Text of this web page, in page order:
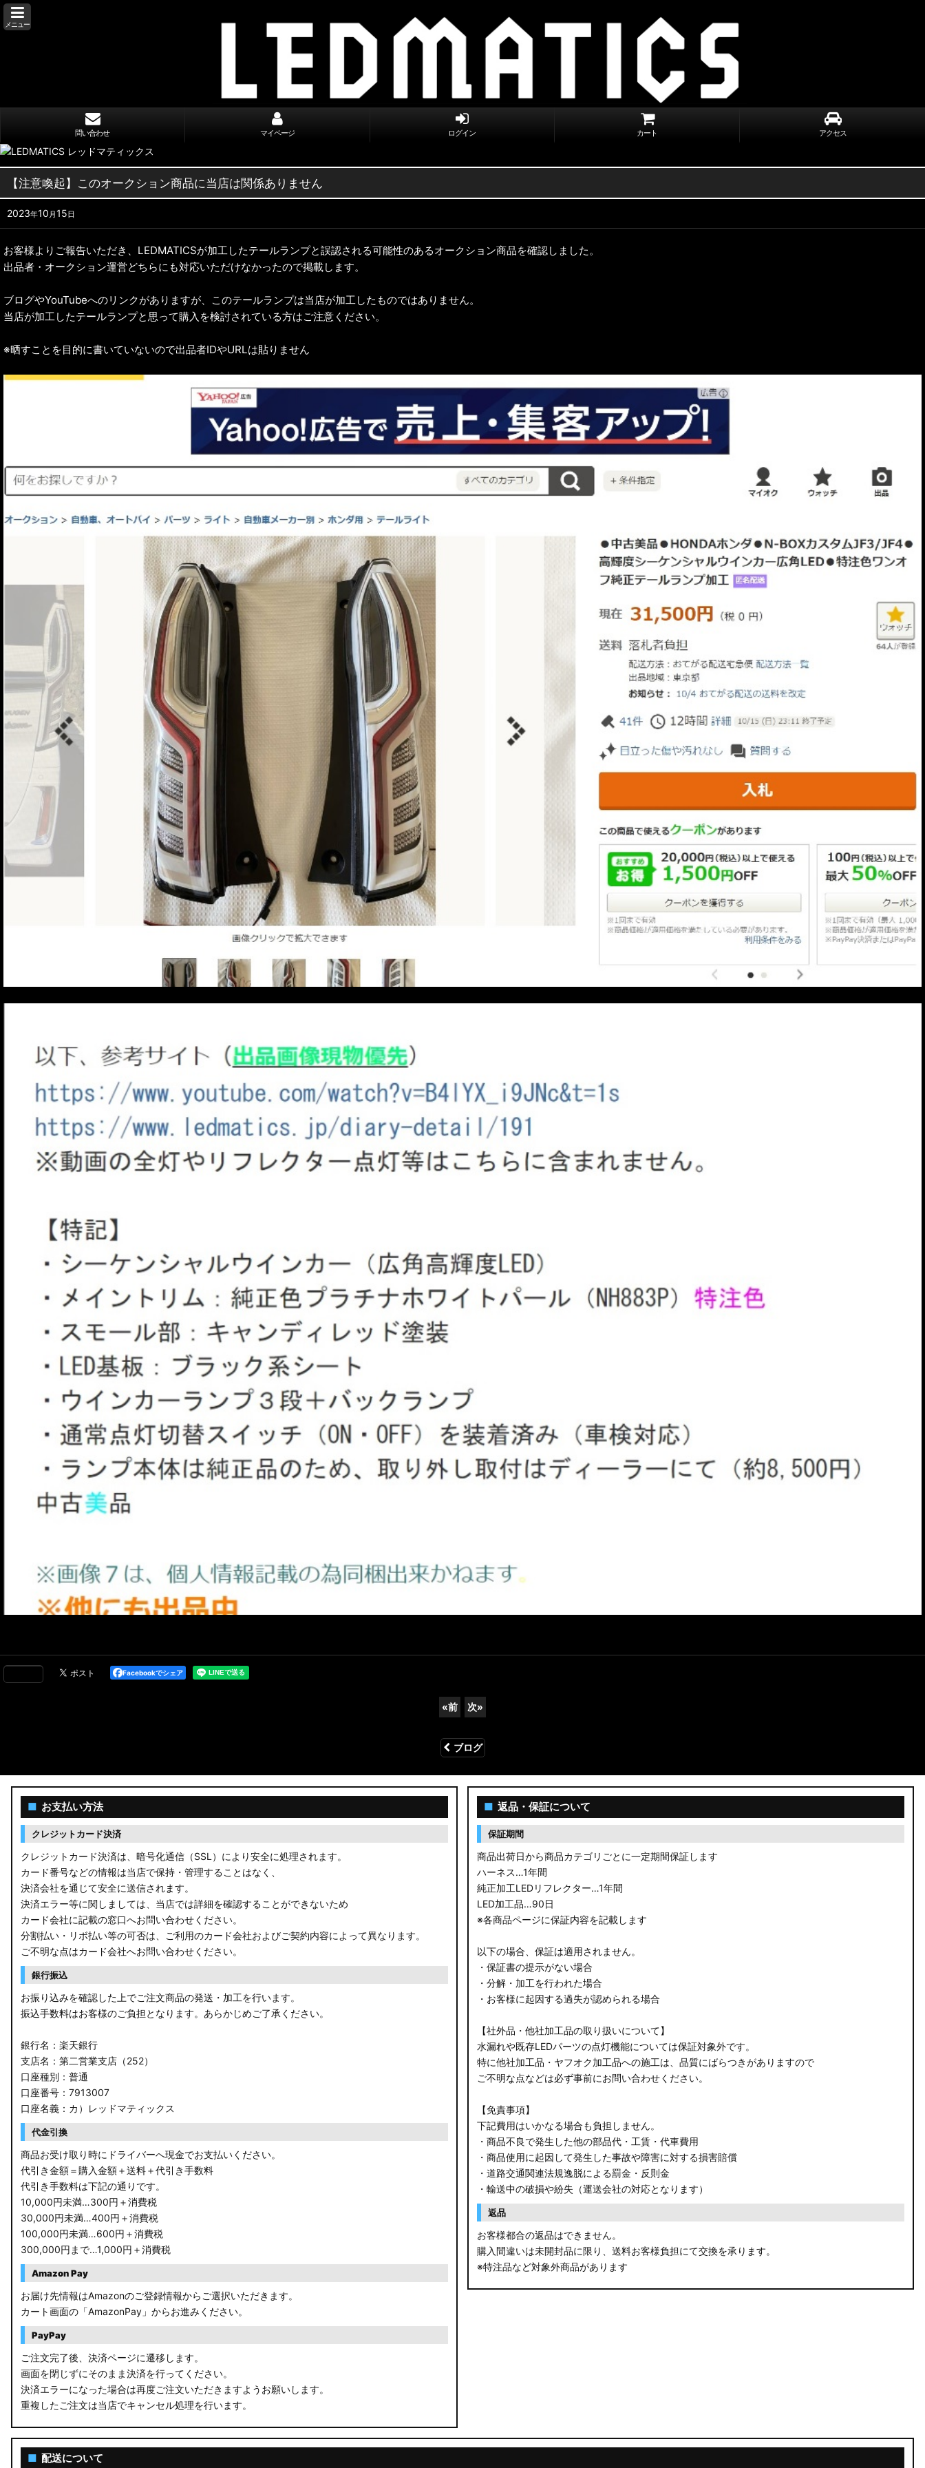
メニュー
問い合わせ マイページ ログイン カート アクセス
【注意喚起】このオークション商品に当店は関係ありません
2023年10 月 15 日
お客様よりご報告いただき、LEDMATICSが加工したテールランプと誤認される可能性のあるオークション商品を確認しました。
出品者・オークション運営どちらにも対応いただけなかったので掲載します。
ブログやYouTubeへのリンクがありますが、このテールランプは当店が加工したものではありません。
当店が加工したテールランプと思って購入を検討されている方はご注意ください。
※晒すことを目的に書いていないので出品者IDやURLは貼りません
Facebookでシェア
«前 次»
ブログ
■ お支払い方法
クレジットカード決済
クレジットカード決済は、暗号化通信（SSL）により安全に処理されます。
カード番号などの情報は当店で保持・管理することはなく、
決済会社を通じて安全に送信されます。
決済エラー等に関しましては、当店では詳細を確認することができないため
カード会社に記載の窓口へお問い合わせください。
分割払い・リボ払い等の可否は、ご利用のカード会社およびご契約内容によって異なります。
ご不明な点はカード会社へお問い合わせください。
銀行振込
お振り込みを確認した上でご注文商品の発送・加工を行います。
振込手数料はお客様のご負担となります。あらかじめご了承ください。
銀行名：楽天銀行
支店名：第二営業支店（252）
口座種別：普通
口座番号：7913007
口座名義：カ）レッドマティックス
代金引換
商品お受け取り時にドライバーへ現金でお支払いください。
代引き金額＝購入金額＋送料＋代引き手数料
代引き手数料は下記の通りです。
10,000円未満…300円＋消費税
30,000円未満…400円＋消費税
100,000円未満…600円＋消費税
300,000円まで…1,000円＋消費税
Amazon Pay
お届け先情報はAmazonのご登録情報からご選択いただきます。
カート画面の「AmazonPay」からお進みください。
PayPay
ご注文完了後、決済ページに遷移します。
画面を閉じずにそのまま決済を行ってください。
決済エラーになった場合は再度ご注文いただきますようお願いします。
重複したご注文は当店でキャンセル処理を行います。
■ 返品・保証について
保証期間
商品出荷日から商品カテゴリごとに一定期間保証します
ハーネス…1年間
純正加工LEDリフレクター…1年間
LED加工品…90日
※各商品ページに保証内容を記載します
以下の場合、保証は適用されません。
・保証書の提示がない場合
・分解・加工を行われた場合
・お客様に起因する過失が認められる場合
【社外品・他社加工品の取り扱いについて】
水漏れや既存LEDパーツの点灯機能については保証対象外です。
特に他社加工品・ヤフオク加工品への施工は、品質にばらつきがありますので
ご不明な点などは必ず事前にお問い合わせください。
【免責事項】
下記費用はいかなる場合も負担しません。
・商品不良で発生した他の部品代・工賃・代車費用
・商品使用に起因して発生した事故や障害に対する損害賠償
・道路交通関連法規逸脱による罰金・反則金
・輸送中の破損や紛失（運送会社の対応となります）
返品
お客様都合の返品はできません。
購入間違いは未開封品に限り、送料お客様負担にて交換を承ります。
※特注品など対象外商品があります
■ 配送について